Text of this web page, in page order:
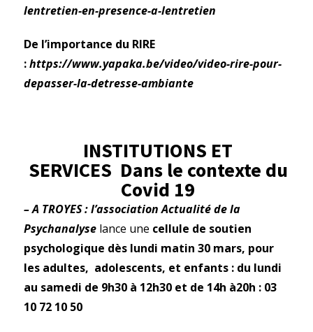
lentretien-en-presence-a-lentretien
De l’importance du RIRE
: https://www.yapaka.be/video/video-rire-pour-
depasser-la-detresse-ambiante
INSTITUTIONS ET
SERVICES Dans le contexte du
Covid 19
– A TROYES : l’association Actualité de la
Psychanalyse lance une cellule de soutien
psychologique dès lundi matin 30 mars, pour
les adultes, adolescents, et enfants : du lundi
au samedi de 9h30 à 12h30 et de 14h à20h : 03
10 72 10 50